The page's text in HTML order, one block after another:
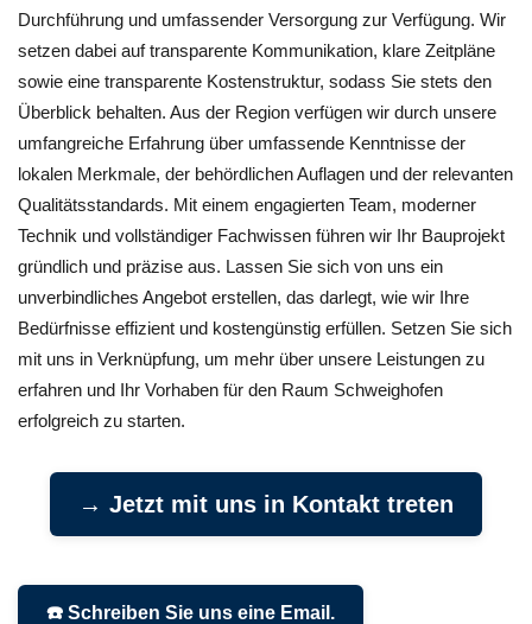
Durchführung und umfassender Versorgung zur Verfügung. Wir
setzen dabei auf transparente Kommunikation, klare Zeitpläne
sowie eine transparente Kostenstruktur, sodass Sie stets den
Überblick behalten. Aus der Region verfügen wir durch unsere
umfangreiche Erfahrung über umfassende Kenntnisse der
lokalen Merkmale, der behördlichen Auflagen und der relevanten
Qualitätsstandards. Mit einem engagierten Team, moderner
Technik und vollständiger Fachwissen führen wir Ihr Bauprojekt
gründlich und präzise aus. Lassen Sie sich von uns ein
unverbindliches Angebot erstellen, das darlegt, wie wir Ihre
Bedürfnisse effizient und kostengünstig erfüllen. Setzen Sie sich
mit uns in Verknüpfung, um mehr über unsere Leistungen zu
erfahren und Ihr Vorhaben für den Raum Schweighofen
erfolgreich zu starten.
→ Jetzt mit uns in Kontakt treten
☎️ Schreiben Sie uns eine Email.